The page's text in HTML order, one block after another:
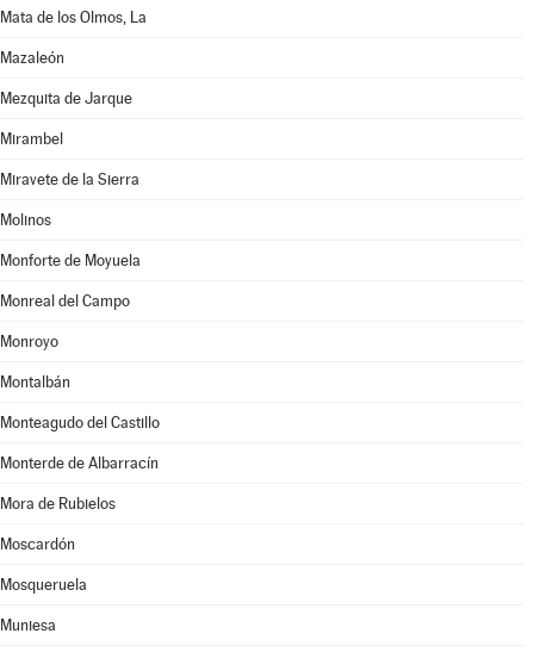
Mata de los Olmos, La
Mazaleón
Mezquita de Jarque
Mirambel
Miravete de la Sierra
Molinos
Monforte de Moyuela
Monreal del Campo
Monroyo
Montalbán
Monteagudo del Castillo
Monterde de Albarracín
Mora de Rubielos
Moscardón
Mosqueruela
Muniesa